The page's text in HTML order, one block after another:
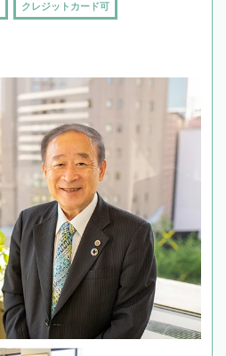
クレジットカード可